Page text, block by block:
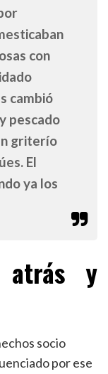
con
cambió
pescado
griterío
El
ya los
atrás y
socio
por ese